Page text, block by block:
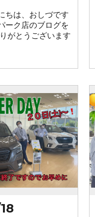
ちは、おしづです
ーク店のブログを
がとうございます